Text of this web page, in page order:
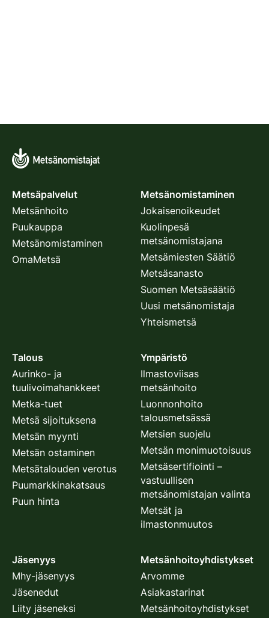
Metsäpalvelut
Metsänhoito
Puukauppa
Metsänomistaminen
OmaMetsä
Metsänomistaminen
Jokaisenoikeudet
Kuolinpesä
metsänomistajana
Metsämiesten Säätiö
Metsäsanasto
Suomen Metsäsäätiö
Uusi metsänomistaja
Yhteismetsä
Talous
Aurinko- ja
tuulivoimahankkeet
Metka-tuet
Metsä sijoituksena
Metsän myynti
Metsän ostaminen
Metsätalouden verotus
Puumarkkinakatsaus
Puun hinta
Ympäristö
Ilmastoviisas
metsänhoito
Luonnonhoito
talousmetsässä
Metsien suojelu
Metsän monimuotoisuus
Metsäsertifiointi –
vastuullisen
metsänomistajan valinta
Metsät ja
ilmastonmuutos
Jäsenyys
Mhy-jäsenyys
Jäsenedut
Liity jäseneksi
Metsänhoitoyhdistykset
Arvomme
Asiakastarinat
Metsänhoitoyhdistykset